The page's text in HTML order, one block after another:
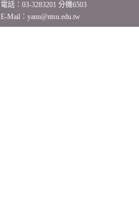
電話：03-3283201 分機6503
E-Mail： yann@ntsu.edu.tw